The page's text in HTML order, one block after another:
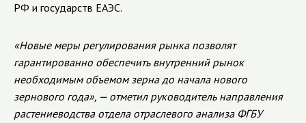
РФ и государств ЕАЭС.
«Новые меры регулирования рынка позволят
гарантированно обеспечить внутренний рынок
необходимым объемом зерна до начала нового
зернового года», — отметил руководитель направления
растениеводства отдела отраслевого анализа ФГБУ